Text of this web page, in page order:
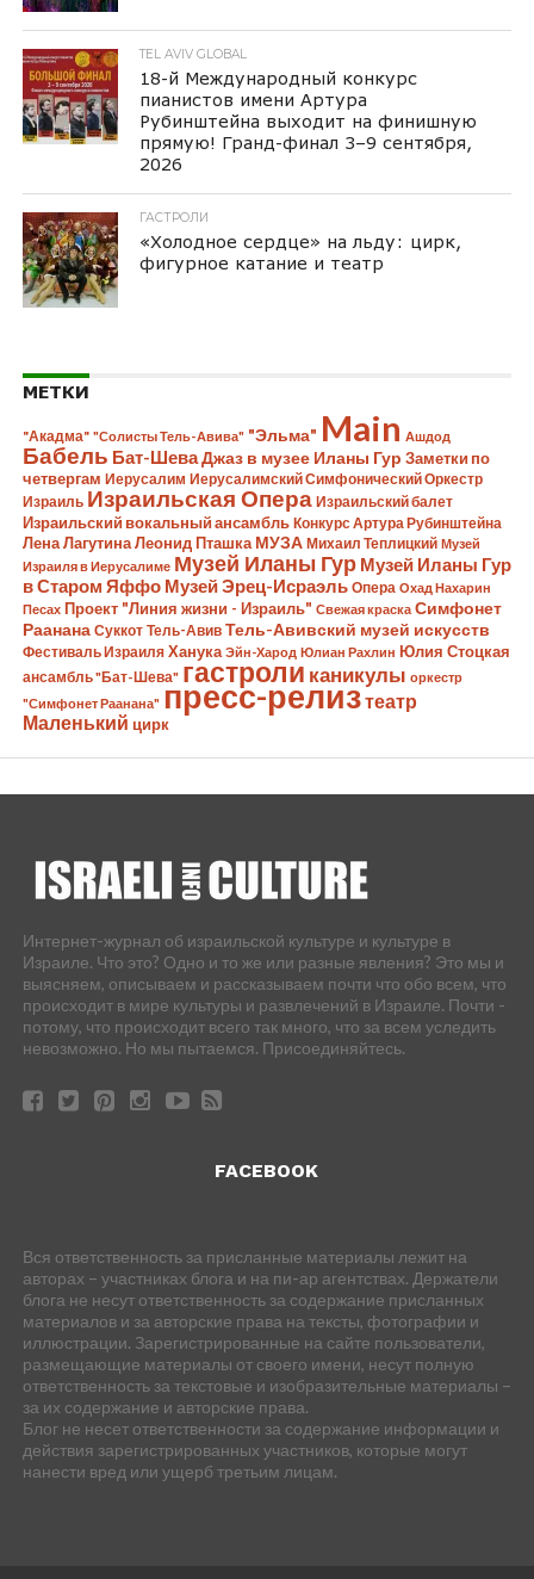
TEL AVIV GLOBAL
18-й Международный конкурс
пианистов имени Артура
Рубинштейна выходит на финишную
прямую! Гранд-финал 3–9 сентября,
2026
ГАСТРОЛИ
«Холодное сердце» на льду: цирк,
фигурное катание и театр
МЕТКИ
"Акадма" "Солисты Тель-Авива" "Эльма" Main Ашдод
Бабель Бат-ШеваДжаз в музее Иланы Гур Заметки по
четвергам Иерусалим Иерусалимский Симфонический Оркестр
Израиль Израильская Опера Израильский балет
Израильский вокальный ансамбль Конкурс Артура Рубинштейна
Лена Лагутина Леонид Пташка МУЗА Михаил Теплицкий Музей
Израиля в Иерусалиме Музей Иланы Гур Музей Иланы Гур
в Старом Яффо Музей Эрец-Исраэль Опера Охад Нахарин
Песах Проект "Линия жизни - Израиль" Свежая краска Симфонет
Раанана Суккот Тель-Авив Тель-Авивский музей искусств
Фестиваль Израиля Ханука Эйн-Харод Юлиан Рахлин Юлия Стоцкая
ансамбль "Бат-Шева" гастроли каникулы оркестр
"Симфонет Раанана" пресс-релизтеатр
Маленький цирк
Интернет-журнал об израильской культуре и культуре в
Израиле. Что это? Одно и то же или разные явления? Это мы и
выясняем, описываем и рассказываем почти что обо всем, что
происходит в мире культуры и развлечений в Израиле. Почти -
потому, что происходит всего так много, что за всем уследить
невозможно. Но мы пытаемся. Присоединяйтесь.
FACEBOOK
Вся ответственность за присланные материалы лежит на
авторах – участниках блога и на пи-ар агентствах. Держатели
блога не несут ответственность за содержание присланных
материалов и за авторские права на тексты, фотографии и
иллюстрации. Зарегистрированные на сайте пользователи,
размещающие материалы от своего имени, несут полную
ответственность за текстовые и изобразительные материалы –
за их содержание и авторские права.
Блог не несет ответственности за содержание информации и
действия зарегистрированных участников, которые могут
нанести вред или ущерб третьим лицам.